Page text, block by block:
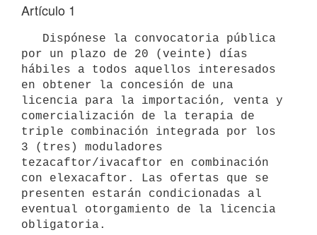
Artículo 1
por un plazo de 20 (veinte) días
hábiles a todos aquellos interesados
en obtener la concesión de una
licencia para la importación, venta y
comercialización de la terapia de
triple combinación integrada por los
3 (tres) moduladores
tezacaftor/ivacaftor en combinación
con elexacaftor. Las ofertas que se
presenten estarán condicionadas al
eventual otorgamiento de la licencia